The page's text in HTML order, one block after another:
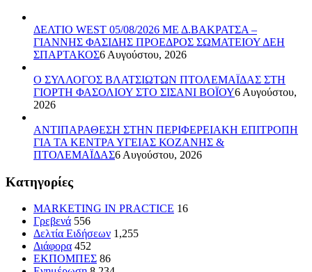
ΔΕΛΤΙΟ WEST 05/08/2026 ΜΕ Δ.ΒΑΚΡΑΤΣΑ –
ΓΙΑΝΝΗΣ ΦΑΣΙΔΗΣ ΠΡΟΕΔΡΟΣ ΣΩΜΑΤΕΙΟΥ ΔΕΗ
ΣΠΑΡΤΑΚΟΣ6 Αυγούστου, 2026
Ο ΣΥΛΛΟΓΟΣ ΒΛΑΤΣΙΩΤΩΝ ΠΤΟΛΕΜΑΪΔΑΣ ΣΤΗ
ΓΙΟΡΤΗ ΦΑΣΟΛΙΟΥ ΣΤΟ ΣΙΣΑΝΙ ΒΟΪΟΥ6 Αυγούστου,
2026
ΑΝΤΙΠΑΡΑΘΕΣΗ ΣΤΗΝ ΠΕΡΙΦΕΡΕΙΑΚΗ ΕΠΙΤΡΟΠΗ
ΓΙΑ ΤΑ ΚΕΝΤΡΑ ΥΓΕΙΑΣ ΚΟΖΑΝΗΣ &
ΠΤΟΛΕΜΑΪΔΑΣ6 Αυγούστου, 2026
Kατηγορίες
MARKETING IN PRACTICE 16
Γρεβενά 556
Δελτία Ειδήσεων 1,255
Διάφορα 452
ΕΚΠΟΜΠΕΣ 86